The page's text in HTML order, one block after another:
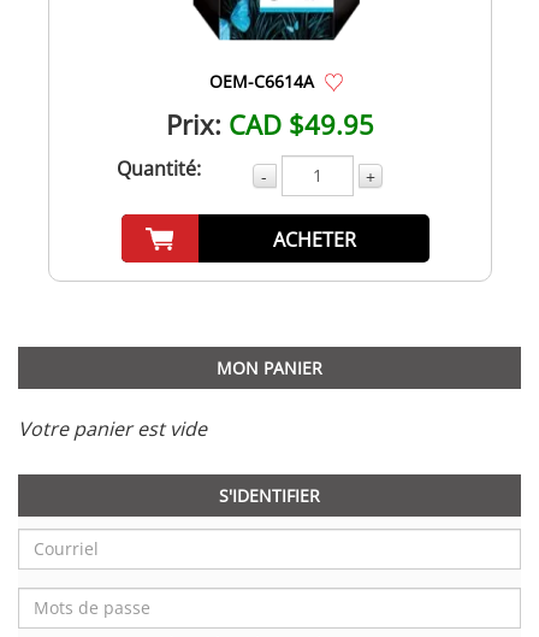
OEM-C6614A
Prix: CAD $49.95
Quantité: - +
ACHETER
MON PANIER
Votre panier est vide
S'IDENTIFIER